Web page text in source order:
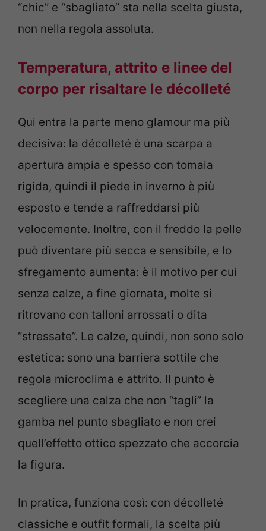
“chic” e “sbagliato” sta nella scelta giusta,
non nella regola assoluta.
Temperatura, attrito e linee del
corpo per risaltare le décolleté
Qui entra la parte meno glamour ma più
decisiva: la décolleté è una scarpa a
apertura ampia e spesso con tomaia
rigida, quindi il piede in inverno è più
esposto e tende a raffreddarsi più
velocemente. Inoltre, con il freddo la pelle
può diventare più secca e sensibile, e lo
sfregamento aumenta: è il motivo per cui
senza calze, a fine giornata, molte si
ritrovano con talloni arrossati o dita
“stressate”. Le calze, quindi, non sono solo
estetica: sono una barriera sottile che
regola microclima e attrito. Il punto è
scegliere una calza che non “tagli” la
gamba nel punto sbagliato e non crei
quell’effetto ottico spezzato che accorcia
la figura.
In pratica, funziona così: con décolleté
classiche e outfit formali, la scelta più